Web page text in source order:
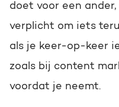
doet voor een
verplicht om iets
als je keer-op-keer
zoals bij content
voordat je neemt.